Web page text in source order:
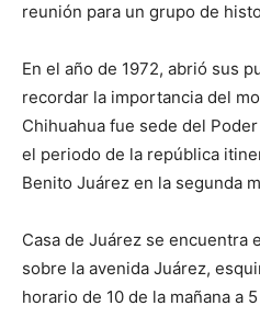
reunión para un grupo de
En el año de 1972, abrió sus
recordar la importancia del
Chihuahua fue sede del
el periodo de la república
Benito Juárez en la segunda
Casa de Juárez se encuentra
sobre la avenida Juárez,
horario de 10 de la mañana a